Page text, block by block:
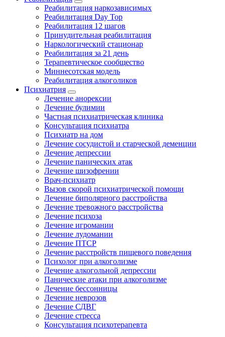
Реабилитация наркозависимых
Реабилитация Day Top
Реабилитация 12 шагов
Принудительная реабилитация
Наркологический стационар
Реабилитация за 21 день
Терапевтическое сообщество
Миннесотская модель
Реабилитация алкоголиков
Психиатрия
Лечение анорексии
Лечение булимии
Частная психиатрическая клиника
Консультация психиатра
Психиатр на дом
Лечение сосудистой и старческой деменции
Лечение депрессии
Лечение панических атак
Лечение шизофрении
Врач-психиатр
Вызов скорой психиатрической помощи
Лечение биполярного расстройства
Лечение тревожного расстройства
Лечение психоза
Лечение игромании
Лечение лудомании
Лечение ПТСР
Лечение расстройств пищевого поведения
Психолог при алкоголизме
Лечение алкогольной депрессии
Панические атаки при алкоголизме
Лечение бессонницы
Лечение неврозов
Лечение СДВГ
Лечение стресса
Консультация психотерапевта